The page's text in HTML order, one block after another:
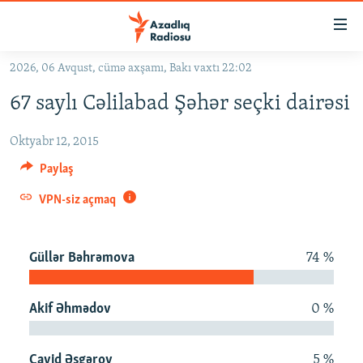
Əsas
qayıt
naviqasiyaya
qayıt
#İZAHLA
KORRUPSIOMETR
#ƏSLINDƏ
FƏRQƏ BAX
ARAŞDIRMA
VIDEO
RADIO ARXIV
HAQQIMIZDA
2026, 06 Avqust, cümə axşamı, Bakı vaxtı 22:02
67 saylı Cəlilabad Şəhər seçki dairəsi
Oktyabr 12, 2015
Paylaş
VPN-siz açmaq
Güllər Bəhrəmova 74 %
Akif Əhmədov 0 %